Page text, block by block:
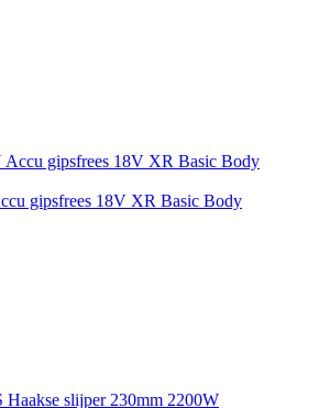
gipsfrees 18V XR Basic Body